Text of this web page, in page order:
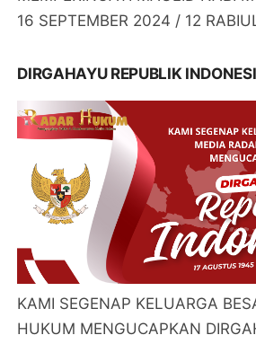
16 SEPTEMBER 2024 / 12
DIRGAHAYU REPUBLIK
KAMI SEGENAP KELUARGA
HUKUM MENGUCAPKAN